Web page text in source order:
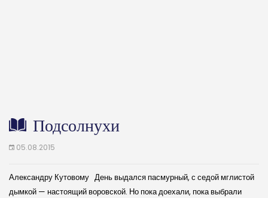
Подсолнухи
05.08.2015
Александру Кутовому День выдался пасмурный, с седой мглистой
дымкой — настоящий воровской. Но пока доехали, пока выбрали